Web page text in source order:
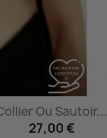
Ou Sautoir...
27,00 €